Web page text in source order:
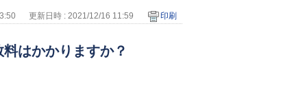
更新日時 : 2021/12/16 11:59 印刷
はかかりますか？